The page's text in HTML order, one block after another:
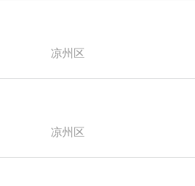
凉州区
凉州区